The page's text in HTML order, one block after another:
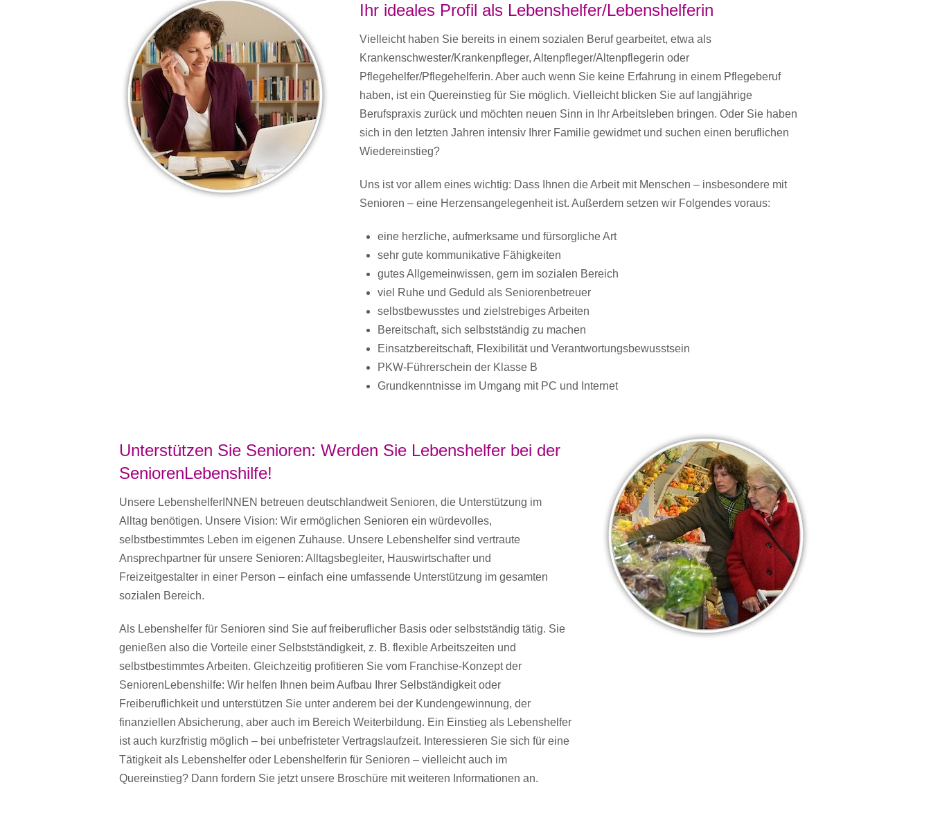
Ihr ideales Profil als Lebenshelfer/Lebenshelferin
Vielleicht haben Sie bereits in einem sozialen Beruf gearbeitet, etwa als
Krankenschwester/Krankenpfleger, Altenpfleger/Altenpflegerin oder
Pflegehelfer/Pflegehelferin. Aber auch wenn Sie keine Erfahrung in einem Pflegeberuf
haben, ist ein Quereinstieg für Sie möglich. Vielleicht blicken Sie auf langjährige
Berufspraxis zurück und möchten neuen Sinn in Ihr Arbeitsleben bringen. Oder Sie haben
sich in den letzten Jahren intensiv Ihrer Familie gewidmet und suchen einen beruflichen
Wiedereinstieg?
Uns ist vor allem eines wichtig: Dass Ihnen die Arbeit mit Menschen – insbesondere mit
Senioren – eine Herzensangelegenheit ist. Außerdem setzen wir Folgendes voraus:
eine herzliche, aufmerksame und fürsorgliche Art
sehr gute kommunikative Fähigkeiten
gutes Allgemeinwissen, gern im sozialen Bereich
viel Ruhe und Geduld als Seniorenbetreuer
selbstbewusstes und zielstrebiges Arbeiten
Bereitschaft, sich selbstständig zu machen
Einsatzbereitschaft, Flexibilität und Verantwortungsbewusstsein
PKW-Führerschein der Klasse B
Grundkenntnisse im Umgang mit PC und Internet
Unterstützen Sie Senioren: Werden Sie Lebenshelfer bei der
SeniorenLebenshilfe!
Unsere LebenshelferINNEN betreuen deutschlandweit Senioren, die Unterstützung im
Alltag benötigen. Unsere Vision: Wir ermöglichen Senioren ein würdevolles,
selbstbestimmtes Leben im eigenen Zuhause. Unsere Lebenshelfer sind vertraute
Ansprechpartner für unsere Senioren: Alltagsbegleiter, Hauswirtschafter und
Freizeitgestalter in einer Person – einfach eine umfassende Unterstützung im gesamten
sozialen Bereich.
Als Lebenshelfer für Senioren sind Sie auf freiberuflicher Basis oder selbstständig tätig. Sie
genießen also die Vorteile einer Selbstständigkeit, z. B. flexible Arbeitszeiten und
selbstbestimmtes Arbeiten. Gleichzeitig profitieren Sie vom Franchise-Konzept der
SeniorenLebenshilfe: Wir helfen Ihnen beim Aufbau Ihrer Selbständigkeit oder
Freiberuflichkeit und unterstützen Sie unter anderem bei der Kundengewinnung, der
finanziellen Absicherung, aber auch im Bereich Weiterbildung. Ein Einstieg als Lebenshelfer
ist auch kurzfristig möglich – bei unbefristeter Vertragslaufzeit. Interessieren Sie sich für eine
Tätigkeit als Lebenshelfer oder Lebenshelferin für Senioren – vielleicht auch im
Quereinstieg? Dann fordern Sie jetzt unsere Broschüre mit weiteren Informationen an.